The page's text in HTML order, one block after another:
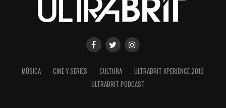
MÚSICA CINE Y SERIES CULTURA
ULTRABRIT XPERIENCE 2019
ULTRABRIT PODCAST